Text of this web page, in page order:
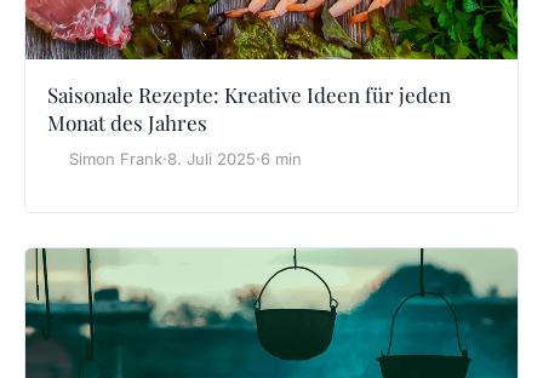
Saisonale Rezepte: Kreative Ideen für jeden
Monat des Jahres
Simon Frank·8. Juli 2025·6 min